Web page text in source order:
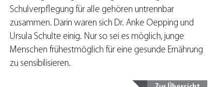
Schulverpflegung für alle gehören untrennbar
zusammen. Darin waren sich Dr. Anke Oepping und
Ursula Schulte einig. Nur so sei es möglich, junge
Menschen frühestmöglich für eine gesunde Ernährung
zu sensibilisieren.